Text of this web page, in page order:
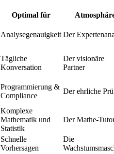
Optimal für
Analysegenauigkeit Der
Tägliche
Konversation
Der visionäre
Partner
Programmierung &
Compliance
Der ehrliche
Komplexe
Mathematik und
Statistik
Der Mathe-
Schnelle
Vorhersagen
Die